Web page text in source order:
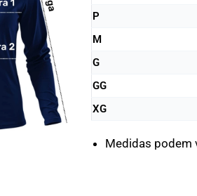
P
M
G
GG
XG
Medidas podem